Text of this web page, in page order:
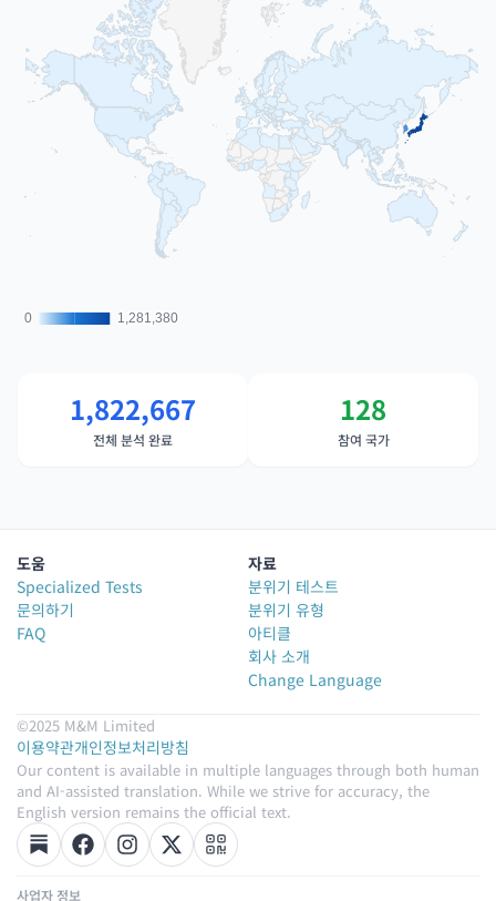
0
0 1,281,380
1,281,380
1,822,667
전체 분석 완료
128
참여 국가
도움
Specialized Tests
문의하기
FAQ
자료
분위기 테스트
분위기 유형
아티클
회사 소개
Change Language
©2025 M&M Limited
이용약관개인정보처리방침
Our content is available in multiple languages through both human
and AI-assisted translation. While we strive for accuracy, the
English version remains the official text.
사업자 정보